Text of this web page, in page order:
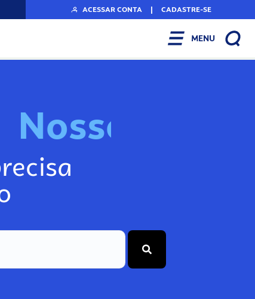
ACESSAR CONTA | CADASTRE-SE
MENU
Nosso